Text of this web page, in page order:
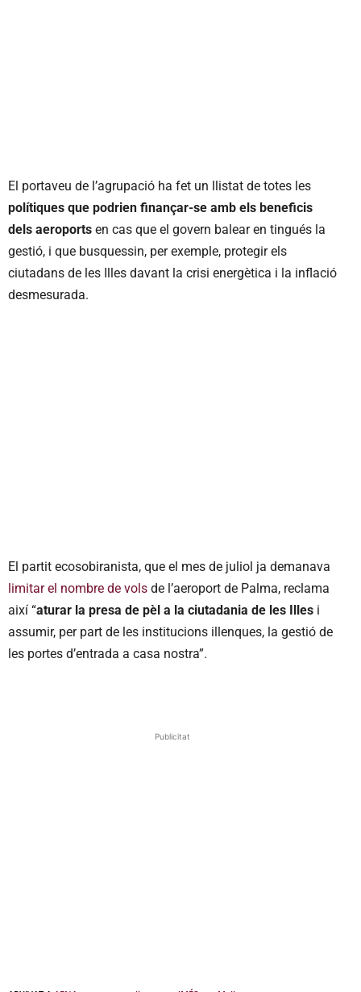
El portaveu de l’agrupació ha fet un llistat de totes les
polítiques que podrien finançar-se amb els beneficis
dels aeroports en cas que el govern balear en tingués la
gestió, i que busquessin, per exemple, protegir els
ciutadans de les Illes davant la crisi energètica i la inflació
desmesurada.
El partit ecosobiranista, que el mes de juliol ja demanava
limitar el nombre de vols de l’aeroport de Palma, reclama
així “aturar la presa de pèl a la ciutadania de les Illes i
assumir, per part de les institucions illenques, la gestió de
les portes d’entrada a casa nostra”.
Publicitat